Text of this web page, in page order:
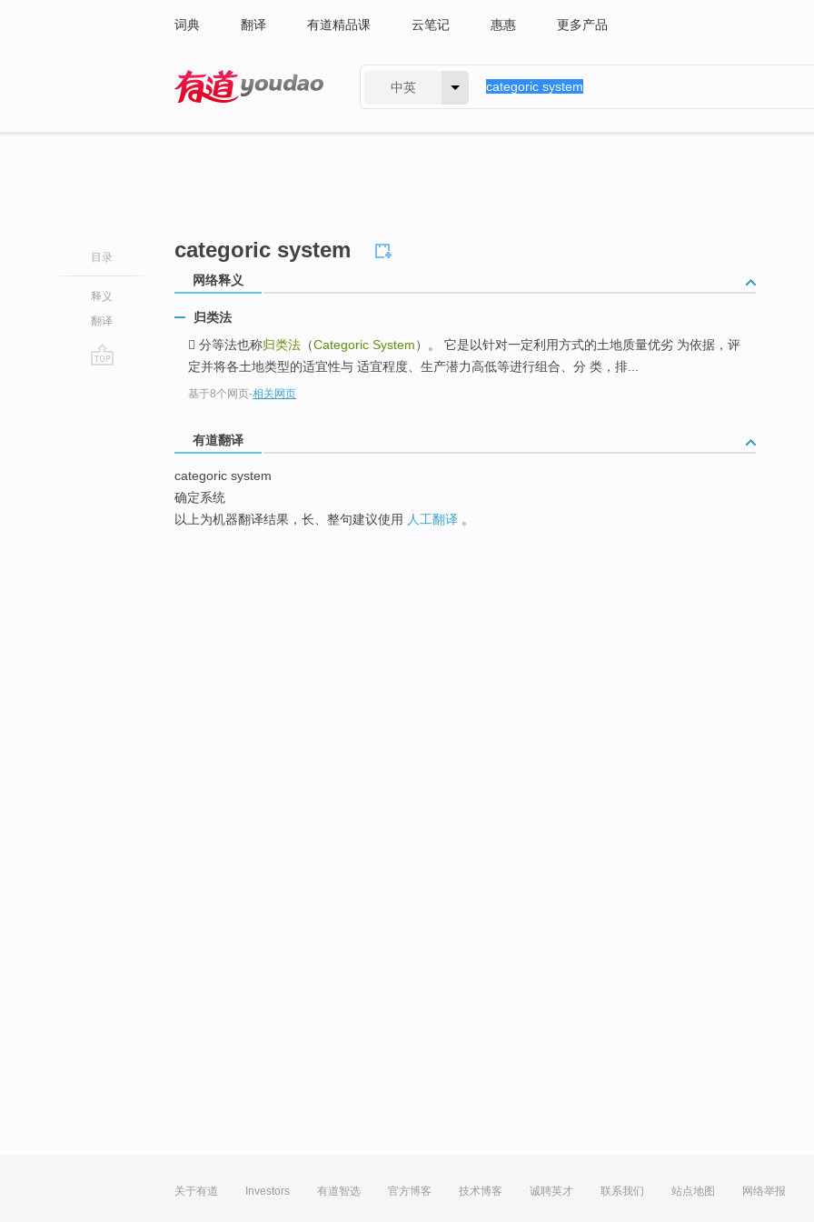
词典 翻译 有道精品课 云笔记 惠惠 更多产品
中英
目录
释义
翻译
categoric system
网络释义
归类法
 分等法也称归类法 （Categoric System）。 它是以针对一定利用方式的土地质量优劣 为依据，评
定并将各土地类型的适宜性与 适宜程度、生产潜力高低等进行组合、分 类，排...
基于8个网页-相关网页
有道翻译
categoric system
确定系统
以上为机器翻译结果，长、整句建议使用 人工翻译 。
关于有道 Investors 有道智选 官方博客 技术博客 诚聘英才 联系我们 站点地图 网络举报